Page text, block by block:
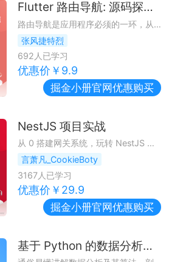
Flutter 路由导航: 源码探索与实战
路由导航是应用程序必须的一环，从源码到实践完全解读。
张风捷特烈
692 人已学习
优惠价￥ 9.9
掘金小册官网优惠购买
NestJS 项目实战
从 0 搭建网关系统，玩转 NestJS 开发
言萧凡_CookieBoty
3167人已学习
优惠价￥ 29.9
掘金小册官网优惠购买
基于 Python 的数据分析与可视化